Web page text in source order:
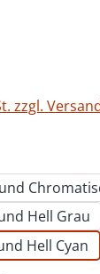
zzgl.
Hell Grau
Hell Cyan